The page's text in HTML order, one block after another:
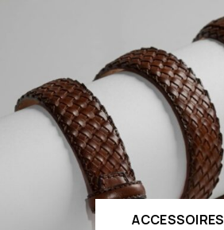
ACCESSOIRES